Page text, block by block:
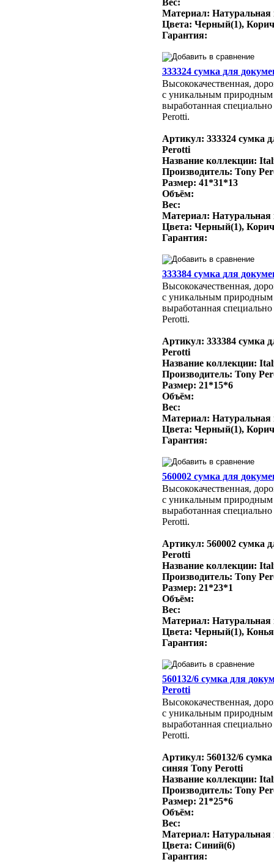
Вес:
Материал: Натуральная
Цвета: Черный(1),
Гарантия:
333324 сумка для
Высококачественная,
с уникальным природным
выработанная
Perotti.
Артикул: 333324 сумка
Perotti
Название коллекции:
Производитель: Tony
Размер: 41*31*13
Объём:
Вес:
Материал: Натуральная
Цвета: Черный(1),
Гарантия:
333384 сумка для
Высококачественная,
с уникальным природным
выработанная
Perotti.
Артикул: 333384 сумка
Perotti
Название коллекции:
Производитель: Tony
Размер: 21*15*6
Объём:
Вес:
Материал: Натуральная
Цвета: Черный(1),
Гарантия:
560002 сумка для
Высококачественная,
с уникальным природным
выработанная
Perotti.
Артикул: 560002 сумка
Perotti
Название коллекции:
Производитель: Tony
Размер: 21*23*1
Объём:
Вес:
Материал: Натуральная
Цвета: Черный(1),
Гарантия:
560132/6 сумка для
Perotti
Высококачественная,
с уникальным природным
выработанная
Perotti.
Артикул: 560132/6
синяя Tony Perotti
Название коллекции:
Производитель: Tony
Размер: 21*25*6
Объём:
Вес:
Материал: Натуральная
Цвета: Синий(6)
Гарантия: